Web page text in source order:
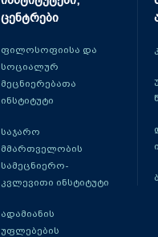
ცენტრები
ფილოსოფიისა და
სოციალურ
მეცნიერებათა
ინსტიტუტი
საჯარო
მმართველობის
სამეცნიერო-
კვლევითი ინსტიტუტი
ადამიანის
უფლებების